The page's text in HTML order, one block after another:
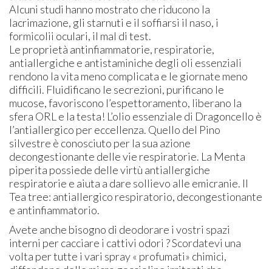
Alcuni studi hanno mostrato che riducono la
lacrimazione, gli starnuti e il soffiarsi il naso, i
formicolii oculari, il mal di test.
Le proprietà antinfiammatorie, respiratorie,
antiallergiche e antistaminiche degli oli essenziali
rendono la vita meno complicata e le giornate meno
difficili. Fluidificano le secrezioni, purificano le
mucose, favoriscono l’espettoramento, liberano la
sfera ORL e la testa! L’olio essenziale di Dragoncello è
l’antiallergico per eccellenza. Quello del Pino
silvestre è conosciuto per la sua azione
decongestionante delle vie respiratorie. La Menta
piperita possiede delle virtù antiallergiche
respiratorie e aiuta a dare sollievo alle emicranie. Il
Tea tree: antiallergico respiratorio, decongestionante
e antinfiammatorio.
Avete anche bisogno di deodorare i vostri spazi
interni per cacciare i cattivi odori ? Scordatevi una
volta per tutte i vari spray « profumati» chimici,